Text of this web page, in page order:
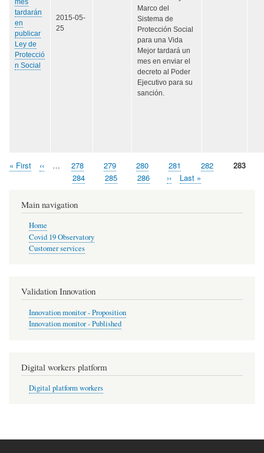
tardarán
en
publicar
Ley de
Protecció
n Social
2015-05-
25
Marco del
Sistema de
Protección Social
para una Vida
Mejor tardará un
mes en enviar el
decreto al Poder
Ejecutivo para su
sanción.
Pagination
First
« First
Previous
‹‹ … Page
278 Page
279 Page
280 Page
281 Page
282 Page
283
Page
284 Page
285 Page
286
Next
››
Last
Last »
Main navigation
Home
Covid 19 Observatory
Customer services
Validation Innovation
Innovation monitor - Proposition
Innovation monitor - Published
Digital workers platform
Digital platform workers